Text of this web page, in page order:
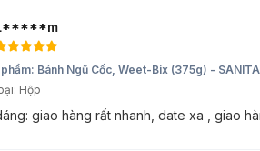
phẩm: Bánh Ngũ Cốc, Weet-Bix (375g) -
Hộp
giao hàng rất nhanh, date xa , giao